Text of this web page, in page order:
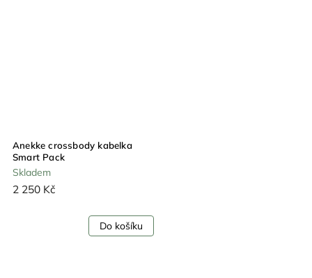
Anekke crossbody kabelka
Smart Pack
Skladem
2 250 Kč
Do košíku